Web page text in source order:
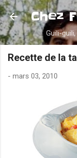
Chez
Guili-
Recette de la
- mars 03, 2010